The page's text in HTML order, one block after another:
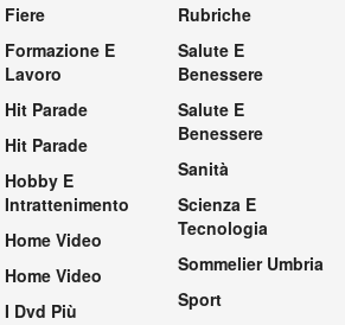
Fiere
Formazione E
Lavoro
Hit Parade
Hit Parade
Hobby E
Intrattenimento
Home Video
Home Video
I Dvd Più
Rubriche
Salute E
Benessere
Salute E
Benessere
Sanità
Scienza E
Tecnologia
Sommelier Umbria
Sport